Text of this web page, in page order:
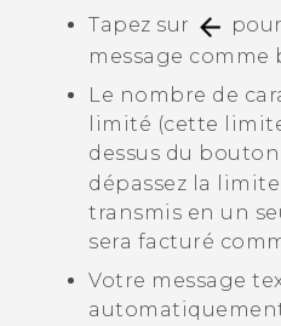
Tapez sur
message comme
Le nombre de
limité (cette
dessus du bouton
dépassez la
transmis en un
sera facturé
Votre message